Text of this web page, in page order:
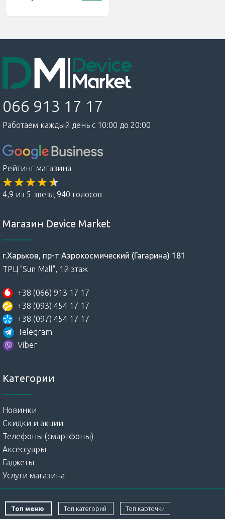
066 913 17 17
Работаем каждый день с 10:00 до 20:00
Рейтинг магазина
4,9 из 5 звезд 940 голосов
Магазин Device Market
г.Харьков, пр-т Аэрокосмический (Гагарина) 181
ТРЦ "Sun Mall", 1й этаж
+38 (066) 913 17 17
+38 (093) 454 17 17
+38 (097) 454 17 17
Telegram
Viber
Категории
Новинки
Скидки и акции
Телефоны (смартфоны)
Аксессуары
Гаджеты
Услуги магазина
Топ меню Топ категорий Топ карточки